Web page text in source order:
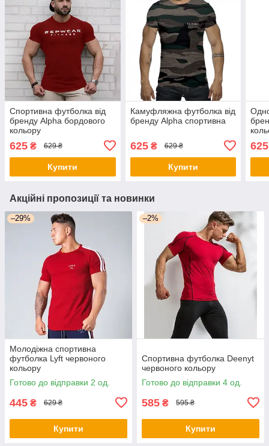
Спортивна футболка від
бренду Alpha бордового
кольору
625 ₴ 629 ₴
Купити
Камуфляжна футболка від
бренду Alpha спортивна
625₴ 629 ₴
Купити
625
Акційні пропозиції та новинки
–29%
Молодіжна спортивна
футболка Lyft червоного
кольору
Готово до відправки 2 од.
445 ₴ 629 ₴
Купити
–2%
Спортивна футболка Deenyt
червоного кольору
Готово до відправки 4 од.
585 ₴ 595 ₴
Купити